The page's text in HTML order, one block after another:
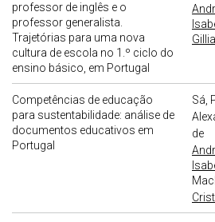
professor de inglês e o
professor generalista.
Trajetórias para uma nova
cultura de escola no 1.º ciclo do
ensino básico, em Portugal
Competências de educação
para sustentabilidade: análise de
documentos educativos em
Portugal
Sá,
de